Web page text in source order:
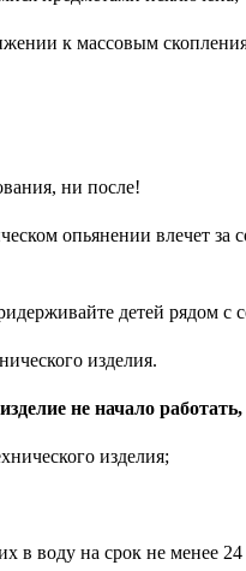
к массовым
ни после!
опьянении влечет за
детей рядом с
изделия.
не начало
изделия;
в воду на срок не менее